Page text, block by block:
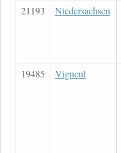
21193 Niedersachsen
19485 Vigneul